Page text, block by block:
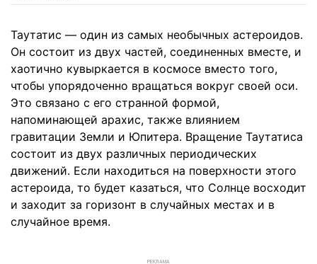
Таутатис — один из самых необычных астероидов.
Он состоит из двух частей, соединенных вместе, и
хаотично кувыркается в космосе вместо того,
чтобы упорядоченно вращаться вокруг своей оси.
Это связано с его странной формой,
напоминающей арахис, также влиянием
гравитации Земли и Юпитера. Вращение Таутатиса
состоит из двух различных периодических
движений. Если находиться на поверхности этого
астероида, то будет казаться, что Солнце восходит
и заходит за горизонт в случайных местах и в
случайное время.
РЕКЛАМА